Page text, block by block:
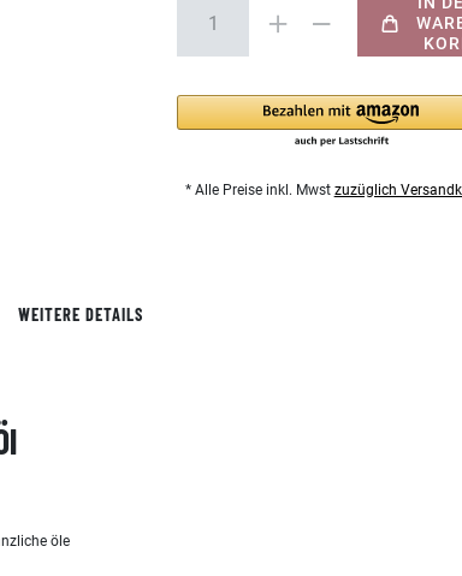
* Alle Preise inkl. Mwst zuzüglich
WEITERE DETAILS
öle